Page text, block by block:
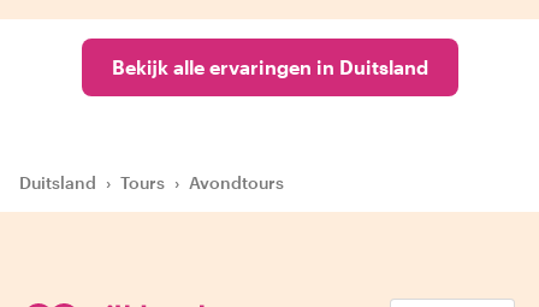
Bekijk alle ervaringen in Duitsland
Duitsland › Tours › Avondtours